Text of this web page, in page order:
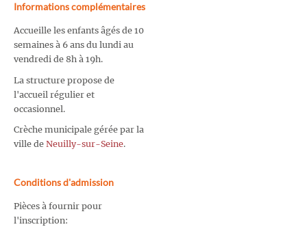
Informations complémentaires
Accueille les enfants âgés de 10
semaines à 6 ans du lundi au
vendredi de 8h à 19h.
La structure propose de
l'accueil régulier et
occasionnel.
Crèche municipale gérée par la
ville de Neuilly-sur-Seine.
Conditions d'admission
Pièces à fournir pour
l'inscription: